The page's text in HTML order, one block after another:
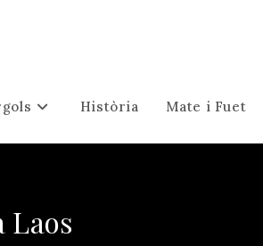
Història Mate i Fuet
Laos